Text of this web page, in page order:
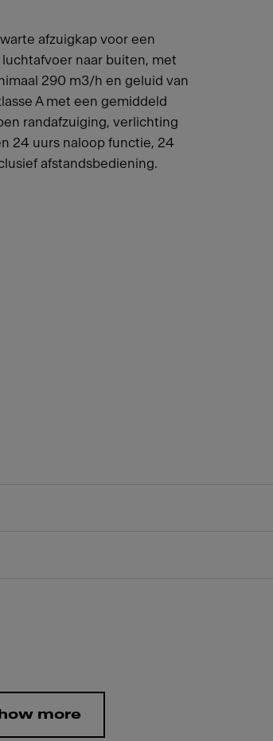
afzuigkap voor een
naar buiten, met
290 m3/h en geluid van
A met een gemiddeld
randafzuiging, verlichting
24 uurs naloop functie, 24
afstandsbediening.
more